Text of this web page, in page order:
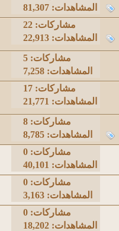
المشاهدات: 81,307
مشاركات: 22
المشاهدات: 22,913
مشاركات: 5
المشاهدات: 7,258
مشاركات: 17
المشاهدات: 21,771
مشاركات: 8
المشاهدات: 8,785
مشاركات: 0
المشاهدات: 40,101
مشاركات: 0
المشاهدات: 3,163
مشاركات: 0
المشاهدات: 18,202